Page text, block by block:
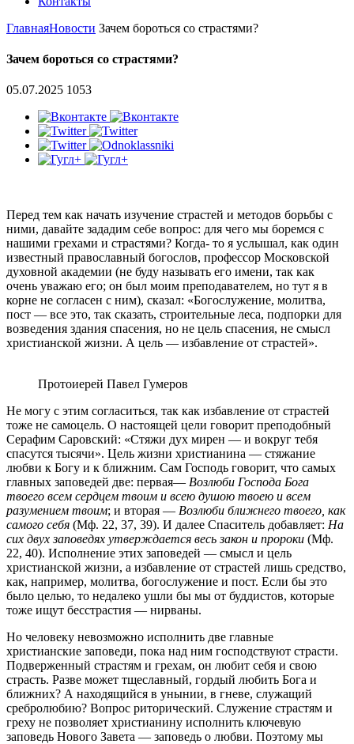
ГлавнаяНовости Зачем бороться со страстями?
Зачем бороться со страстями?
05.07.2025 1053
Перед тем как начать изучение страстей и методов борьбы с
ними, давайте зададим себе вопрос: для чего мы боремся с
нашими грехами и страстями? Когда- то я услышал, как один
известный православный богослов, профессор Московской
духовной академии (не буду называть его имени, так как
очень уважаю его; он был моим преподавателем, но тут я в
корне не согласен с ним), сказал: «Богослужение, молитва,
пост — все это, так сказать, строительные леса, подпорки для
возведения здания спасения, но не цель спасения, не смысл
христианской жизни. А цель — избавление от страстей».
Протоиерей Павел Гумеров
Не могу с этим согласиться, так как избавление от страстей
тоже не самоцель. О настоящей цели говорит преподобный
Серафим Саровский: «Стяжи дух мирен — и вокруг тебя
спасутся тысячи». Цель жизни христианина — стяжание
любви к Богу и к ближним. Сам Господь говорит, что самых
главных заповедей две: первая— Возлюби Господа Бога
твоего всем сердцем твоим и всею душою твоею и всем
разумением твоим; и вторая — Возлюби ближнего твоего, как
самого себя (Мф. 22, 37, 39). И далее Спаситель добавляет: На
сих двух заповедях утверждается весь закон и пророки (Мф.
22, 40). Исполнение этих заповедей — смысл и цель
христианской жизни, а избавление от страстей лишь средство,
как, например, молитва, богослужение и пост. Если бы это
было целью, то недалеко ушли бы мы от буддистов, которые
тоже ищут бесстрастия — нирваны.
Но человеку невозможно исполнить две главные
христианские заповеди, пока над ним господствуют страсти.
Подверженный страстям и грехам, он любит себя и свою
страсть. Разве может тщеславный, гордый любить Бога и
ближних? А находящийся в унынии, в гневе, служащий
сребролюбию? Вопрос риторический. Служение страстям и
греху не позволяет христианину исполнить ключевую
заповедь Нового Завета — заповедь о любви. Поэтому мы